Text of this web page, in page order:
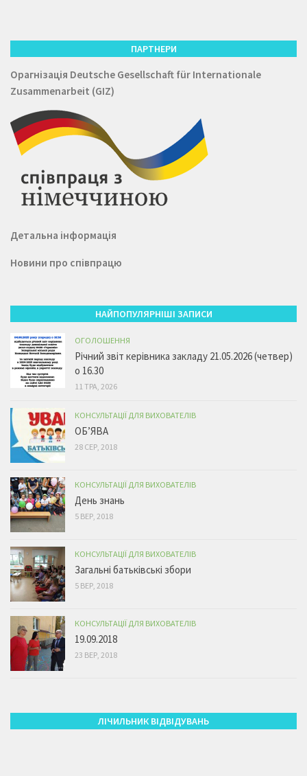
ПАРТНЕРИ
Орагнізація Deutsche Gesellschaft für Internationale
Zusammenarbeit (GIZ)
Детальна інформація
Новини про співпрацю
НАЙПОПУЛЯРНІШІ ЗАПИСИ
ОГОЛОШЕННЯ
Річний звіт керівника закладу 21.05.2026 (четвер)
о 16.30
11 ТРА, 2026
КОНСУЛЬТАЦІЇ ДЛЯ ВИХОВАТЕЛІВ
ОБ’ЯВА
28 СЕР, 2018
КОНСУЛЬТАЦІЇ ДЛЯ ВИХОВАТЕЛІВ
День знань
5 ВЕР, 2018
КОНСУЛЬТАЦІЇ ДЛЯ ВИХОВАТЕЛІВ
Загальні батьківські збори
5 ВЕР, 2018
КОНСУЛЬТАЦІЇ ДЛЯ ВИХОВАТЕЛІВ
19.09.2018
23 ВЕР, 2018
ЛІЧИЛЬНИК ВІДВІДУВАНЬ